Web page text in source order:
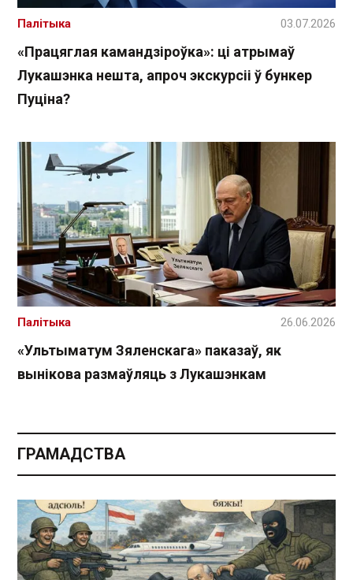
«Працяглая камандзіроўка»: ці атрымаў
Лукашэнка нешта, апроч экскурсіі ў бункер
Пуціна?
Палітыка 03.07.2026
«Ультыматум Зяленскага» паказаў, як
вынікова размаўляць з Лукашэнкам
Палітыка 26.06.2026
ГРАМАДСТВА